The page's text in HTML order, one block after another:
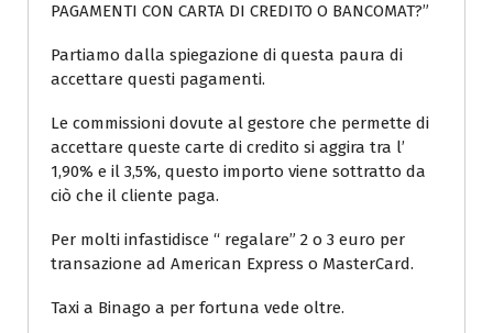
PAGAMENTI CON CARTA DI CREDITO O BANCOMAT?”
Partiamo dalla spiegazione di questa paura di
accettare questi pagamenti.
Le commissioni dovute al gestore che permette di
accettare queste carte di credito si aggira tra l’
1,90% e il 3,5%, questo importo viene sottratto da
ciò che il cliente paga.
Per molti infastidisce “ regalare” 2 o 3 euro per
transazione ad American Express o MasterCard.
Taxi a Binago a per fortuna vede oltre.